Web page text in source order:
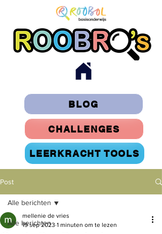
LEERKRACHT TOOLS
CHALLENGES
BLOG
Post
Alle berichten
Alle berichten
mellenie de vries
19 sep 2023 1 minuten om te lezen